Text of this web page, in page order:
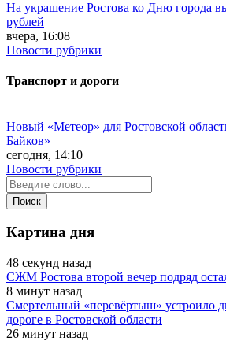
На украшение Ростова ко Дню города
рублей
вчера, 16:08
Новости рубрики
Транспорт и дороги
Новый «Метеор» для Ростовской
Байков»
сегодня, 14:10
Новости рубрики
Картина дня
48 секунд назад
СЖМ Ростова второй вечер подряд
8 минут назад
Смертельный «перевёртыш» устроило
дороге в Ростовской области
26 минут назад